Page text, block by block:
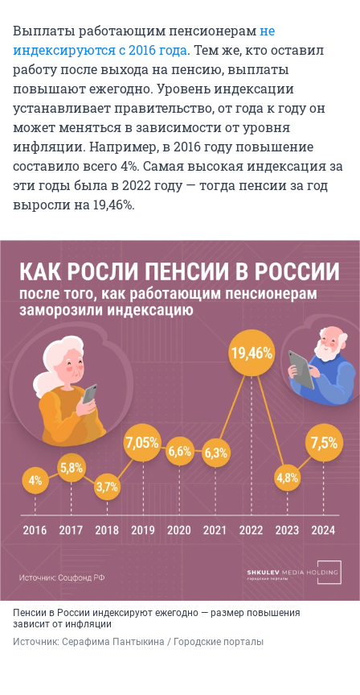
Выплаты работающим пенсионерамне
индексируются с 2016 года. Тем же, кто оставил
работу после выхода на пенсию, выплаты
повышают ежегодно. Уровень индексации
устанавливает правительство, от года к году он
может меняться в зависимости от уровня
инфляции. Например, в 2016 году повышение
составило всего 4%. Самая высокая индексация за
эти годы была в 2022 году — тогда пенсии за год
выросли на 19,46%.
Пенсии в России индексируют ежегодно — размер повышения
зависит от инфляции
Источник: Серафима Пантыкина / Городские порталы